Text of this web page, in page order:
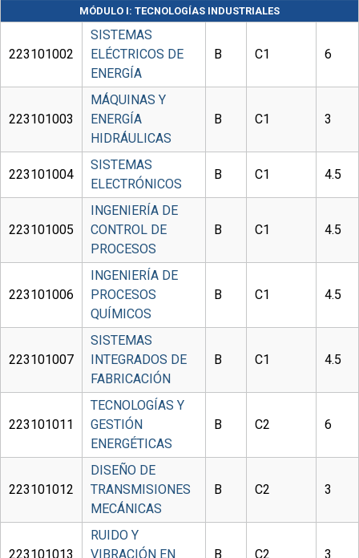
MÓDULO I: TECNOLOGÍAS INDUSTRIALES
223101002
SISTEMAS
ELÉCTRICOS DE
ENERGÍA
B C1 6
223101003
MÁQUINAS Y
ENERGÍA
HIDRÁULICAS
B C1 3
223101004
SISTEMAS
ELECTRÓNICOS
B C1 4.5
223101005
INGENIERÍA DE
CONTROL DE
PROCESOS
B C1 4.5
223101006
INGENIERÍA DE
PROCESOS
QUÍMICOS
B C1 4.5
223101007
SISTEMAS
INTEGRADOS DE
FABRICACIÓN
B C1 4.5
223101011
TECNOLOGÍAS Y
GESTIÓN
ENERGÉTICAS
B C2 6
223101012
DISEÑO DE
TRANSMISIONES
MECÁNICAS
B C2 3
223101013
RUIDO Y
VIBRACIÓN EN
B C2 3